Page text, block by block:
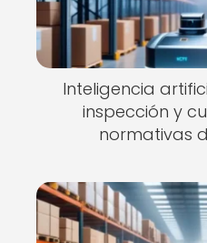
Inteligencia
inspección y
normativas